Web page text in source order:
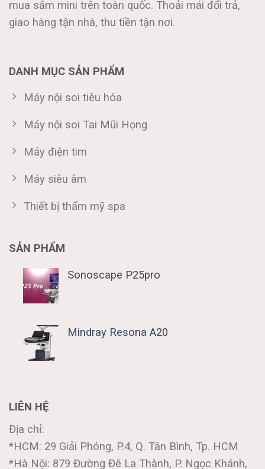
mua sắm mini trên toàn quốc. Thoải mái đổi trả,
giao hàng tận nhà, thu tiền tận nơi.
DANH MỤC SẢN PHẨM
Máy nội soi tiêu hóa
Máy nội soi Tai Mũi Họng
Máy điện tim
Máy siêu âm
Thiết bị thẩm mỹ spa
SẢN PHẨM
Sonoscape P25pro
Mindray Resona A20
LIÊN HỆ
Địa chỉ:
*HCM: 29 Giải Phóng, P.4, Q. Tân Bình, Tp. HCM
*Hà Nội: 879 Đường Đê La Thành, P. Ngọc Khánh,